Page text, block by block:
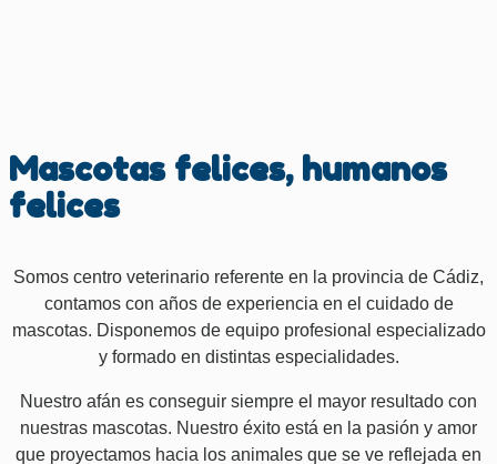
Mascotas felices, humanos
felices
Somos centro veterinario referente en la provincia de Cádiz,
contamos con años de experiencia en el cuidado de
mascotas. Disponemos de equipo profesional especializado
y formado en distintas especialidades.
Nuestro afán es conseguir siempre el mayor resultado con
nuestras mascotas. Nuestro éxito está en la pasión y amor
que proyectamos hacia los animales que se ve reflejada en